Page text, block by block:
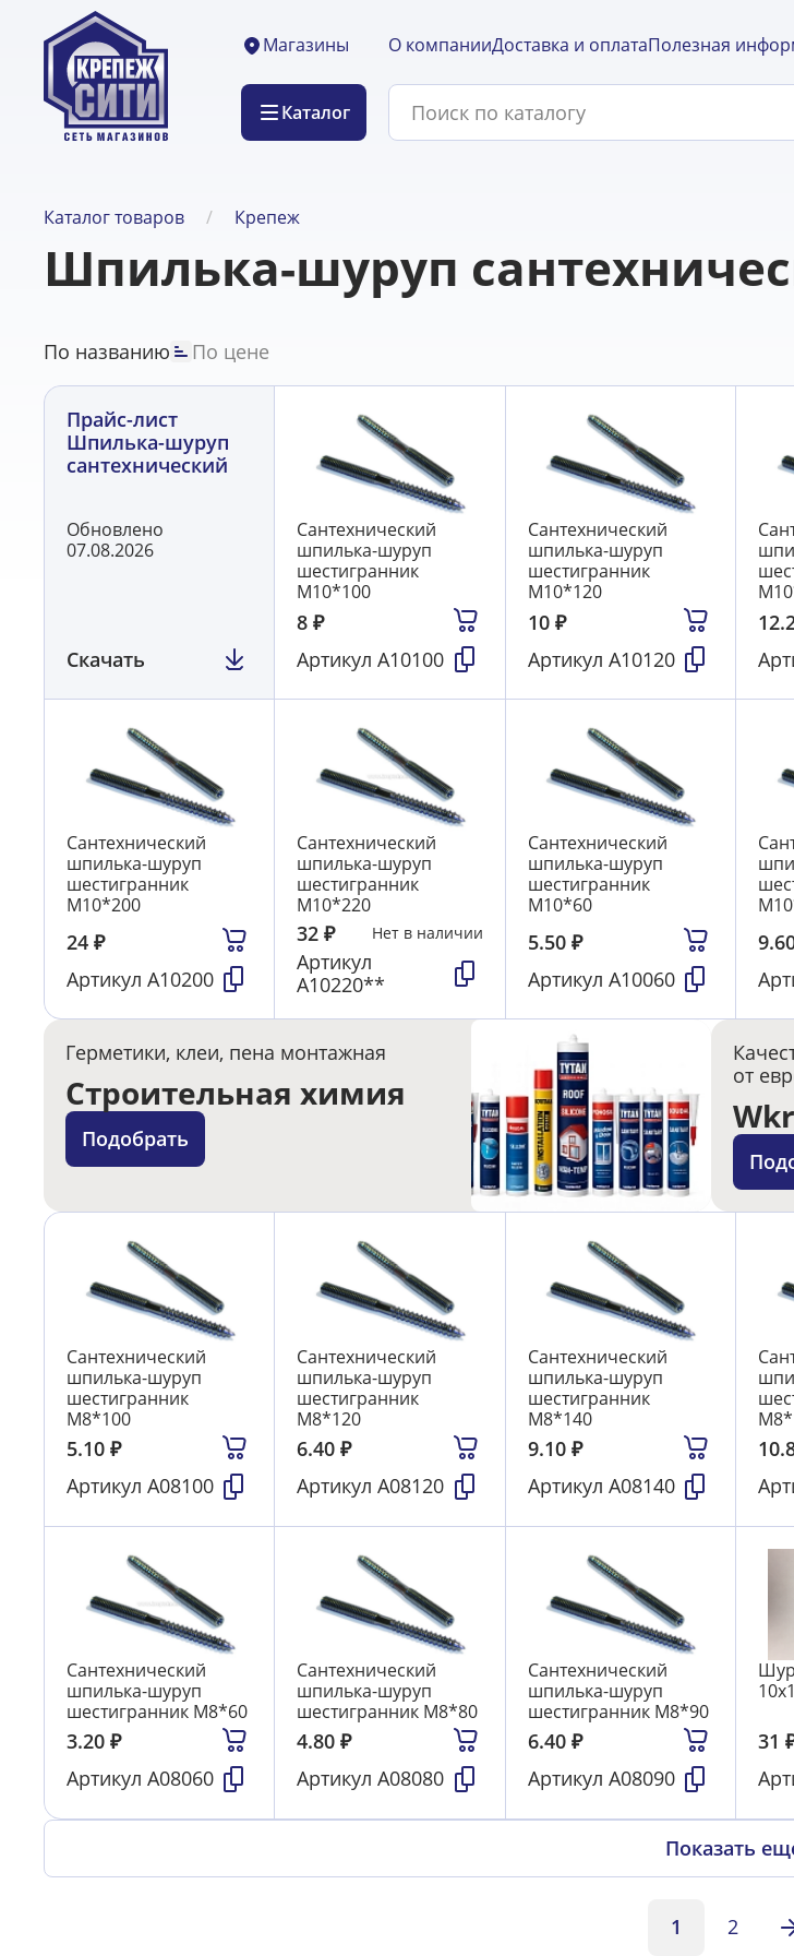
Магазины
Каталог
О компанииДоставка и оплатаПолезная
Каталог товаров Крепеж
Шпилька-шуруп
По названию По цене
Прайс-лист
Шпилька-шуруп
сантехнический
Обновлено
07.08.2026
Скачать
Сантехнический
шпилька-шуруп
шестигранник
М10*100
8₽
АртикулА10100
Сантехнический
шпилька-шуруп
шестигранник
М10*120
10 ₽
Артикул А10120
Сантехнический
шпилька-шуруп
шестигранник
М10*200
24 ₽
Артикул А10200
Сантехнический
шпилька-шуруп
шестигранник
М10*220
32₽ Нет в наличии
Артикул
А10220**
Сантехнический
шпилька-шуруп
шестигранник
М10*60
5.50 ₽
Артикул А10060
Герметики, клеи, пена монтажная
Строительная химия
Подобрать
от
Сантехнический
шпилька-шуруп
шестигранник
М8*100
5.10 ₽
Артикул А08100
Сантехнический
шпилька-шуруп
шестигранник
М8*120
6.40₽
АртикулА08120
Сантехнический
шпилька-шуруп
шестигранник
М8*140
9.10 ₽
Артикул А08140
Сантехнический
шпилька-шуруп
шестигранник М8*60
3.20 ₽
Артикул А08060
Сантехнический
шпилька-шуруп
шестигранник М8*80
4.80₽
АртикулА08080
Сантехнический
шпилька-шуруп
шестигранник М8*90
6.40 ₽
Артикул А08090
31
Показать
1 2